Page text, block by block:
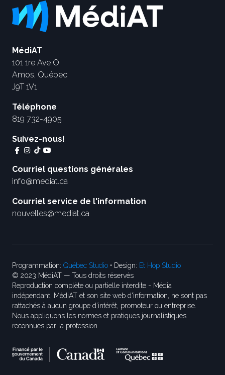
MédiAT
101 1re Ave O
Amos, Québec
J9T 1V1
Téléphone
819 732-4905
Suivez-nous!
Courriel questions générales
info@mediat.ca
Courriel service de l'information
nouvelles@mediat.ca
Programmation: Québec Studio • Design: Et Hop Studio
© 2023 MédiAT — Tous droits réservés
Reproduction complète ou partielle interdite - Média
indépendant, MédiAT et son site web d'information, ne sont pas
rattachés à aucun groupe d’intérêt, promoteur ou entreprise.
Nous appliquons les normes et pratiques journalistiques
reconnues par la profession.